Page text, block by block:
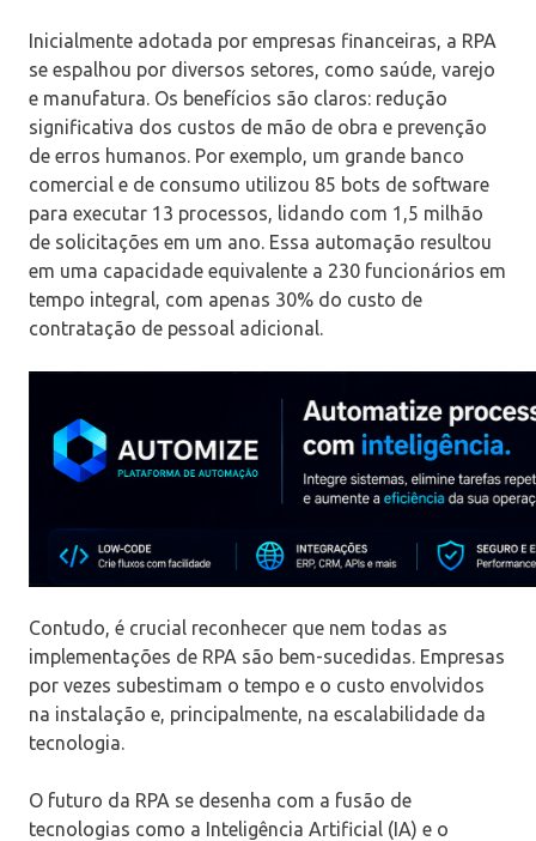
Inicialmente adotada por empresas financeiras, a RPA
se espalhou por diversos setores, como saúde, varejo
e manufatura. Os benefícios são claros: redução
significativa dos custos de mão de obra e prevenção
de erros humanos. Por exemplo, um grande banco
comercial e de consumo utilizou 85 bots de software
para executar 13 processos, lidando com 1,5 milhão
de solicitações em um ano. Essa automação resultou
em uma capacidade equivalente a 230 funcionários em
tempo integral, com apenas 30% do custo de
contratação de pessoal adicional.
Contudo, é crucial reconhecer que nem todas as
implementações de RPA são bem-sucedidas. Empresas
por vezes subestimam o tempo e o custo envolvidos
na instalação e, principalmente, na escalabilidade da
tecnologia.
O futuro da RPA se desenha com a fusão de
tecnologias como a Inteligência Artificial (IA) e o